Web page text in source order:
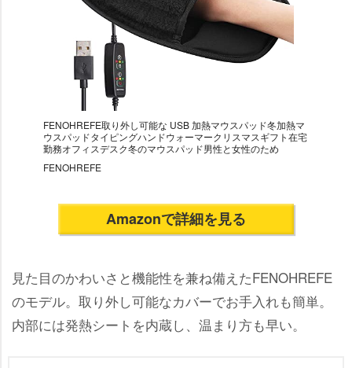
FENOHREFE取り外し可能な USB 加熱マウスパッド冬加熱マ
ウスパッドタイピングハンドウォーマークリスマスギフト在宅
勤務オフィスデスク冬のマウスパッド男性と女性のため
FENOHREFE
Amazonで詳細を見る
見た目のかわいさと機能性を兼ね備えたFENOHREFE
のモデル。取り外し可能なカバーでお手入れも簡単。
内部には発熱シートを内蔵し、温まり方も早い。